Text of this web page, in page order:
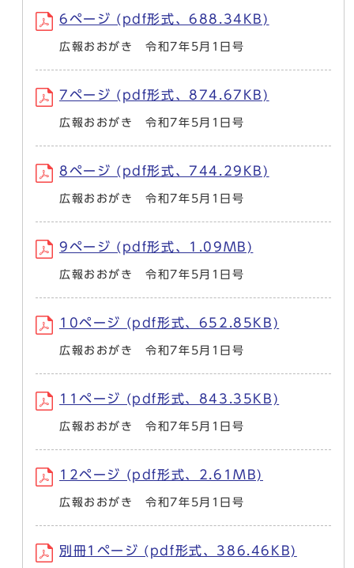
6ページ (pdf形式、688.34KB)
広報おおがき 令和7年5月1日号
7ページ (pdf形式、874.67KB)
広報おおがき 令和7年5月1日号
8ページ (pdf形式、744.29KB)
広報おおがき 令和7年5月1日号
9ページ (pdf形式、1.09MB)
広報おおがき 令和7年5月1日号
10ページ (pdf形式、652.85KB)
広報おおがき 令和7年5月1日号
11ページ (pdf形式、843.35KB)
広報おおがき 令和7年5月1日号
12ページ (pdf形式、2.61MB)
広報おおがき 令和7年5月1日号
別冊1ページ (pdf形式、386.46KB)